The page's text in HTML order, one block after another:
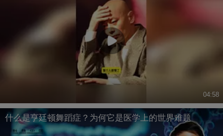
04:58
什么是亨廷顿舞蹈症？为何它是医学上的世界难题